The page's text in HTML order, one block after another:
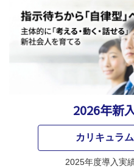
2026年新
カリキュラ
2025年度導入実